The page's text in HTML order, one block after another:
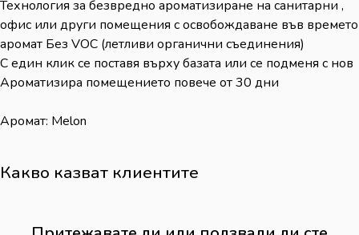
Технология за безвредно ароматизиране на санитарни ,
офис или други помещения с освобождаване във времето
аромат Без VOC (летливи органични съединения)
С един клик се поставя върху базата или се подменя с нов
Ароматизира помещението повече от 30 дни
Аромат: Melon
Какво казват клиентите